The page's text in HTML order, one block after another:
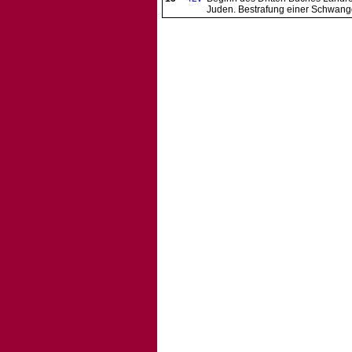
Juden. Bestrafung einer